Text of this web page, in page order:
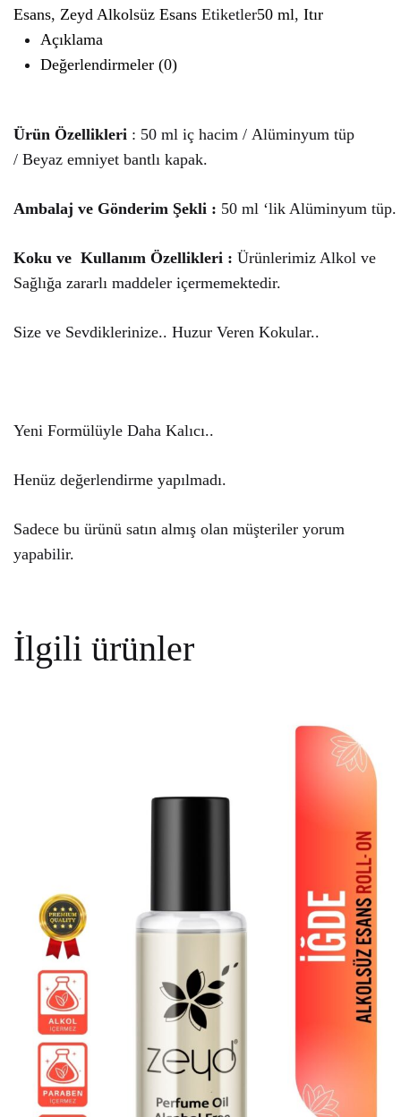
Esans, Zeyd Alkolsüz Esans Etiketler50 ml, Itır
Açıklama
Değerlendirmeler (0)
Ürün Özellikleri : 50 ml iç hacim / Alüminyum tüp
/ Beyaz emniyet bantlı kapak.
Ambalaj ve Gönderim Şekli : 50 ml ‘lik Alüminyum tüp.
Koku ve Kullanım Özellikleri : Ürünlerimiz Alkol ve
Sağlığa zararlı maddeler içermemektedir.
Size ve Sevdiklerinize.. Huzur Veren Kokular..
Yeni Formülüyle Daha Kalıcı..
Henüz değerlendirme yapılmadı.
Sadece bu ürünü satın almış olan müşteriler yorum
yapabilir.
İlgili ürünler